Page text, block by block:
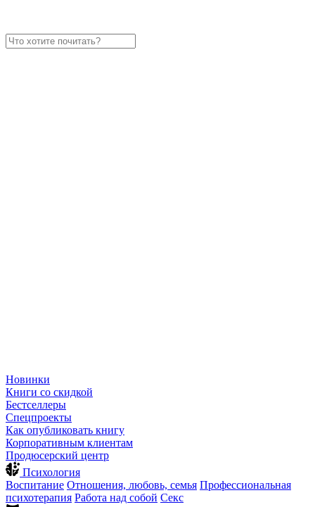
Новинки
Книги со скидкой
Бестселлеры
Спецпроекты
Как опубликовать книгу
Корпоративным клиентам
Продюсерский центр
Психология
Воспитание Отношения, любовь, семья Профессиональная
психотерапия Работа над собой Секс